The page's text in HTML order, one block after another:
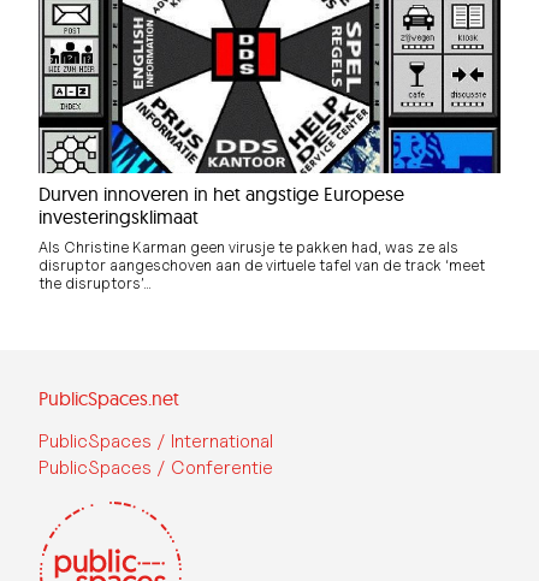
Durven innoveren in het angstige Europese
investeringsklimaat
Als Christine Karman geen virusje te pakken had, was ze als
disruptor aangeschoven aan de virtuele tafel van de track ‘meet
the disruptors’…
PublicSpaces.net
PublicSpaces / International
PublicSpaces / Conferentie